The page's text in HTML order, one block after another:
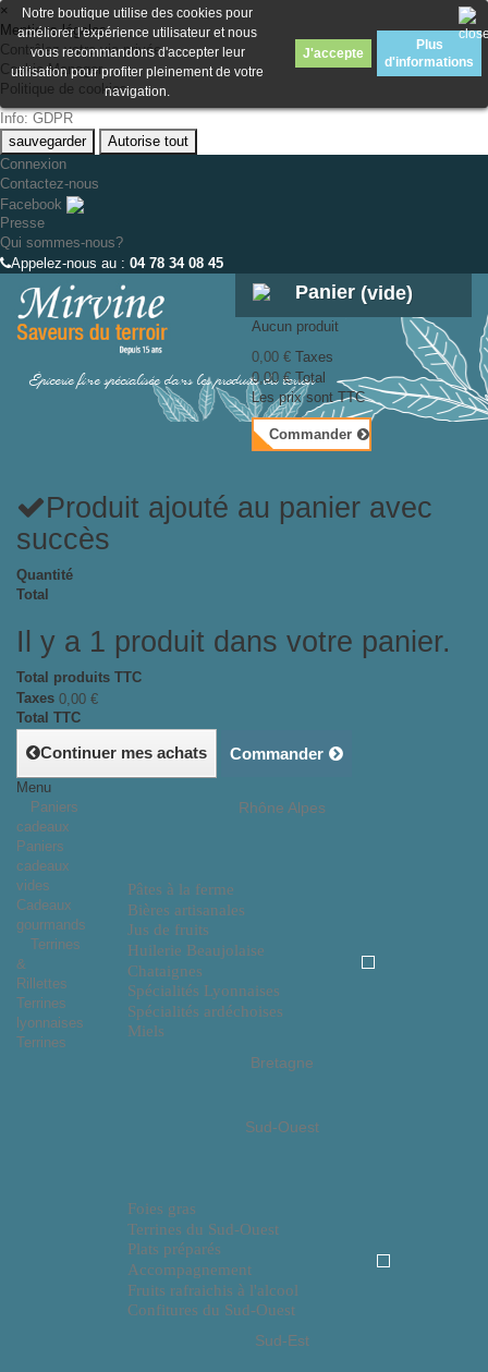
×
Mentions légales
Contrôlez votre vie privée
Cookie Manager
Politique de cookies
Info: GDPR
sauvegarder
Autorise tout
Connexion
Contactez-nous
Facebook
Presse
Qui sommes-nous?
Appelez-nous au : 04 78 34 08 45
Épicerie fine spécialisée dans les produits du terroir
Panier (vide)
Aucun produit
0,00 € Taxes
0,00 € Total
Les prix sont TTC
Commander
Produit ajouté au panier avec
succès
Quantité
Total
Il y a 1 produit dans votre panier.
Total produits TTC
Taxes 0,00 €
Total TTC
Continuer mes achats Commander
Rhône Alpes
Pâtes à la ferme
Bières artisanales
Jus de fruits
Huilerie Beaujolaise
Chataignes
Spécialités Lyonnaises
Spécialités ardéchoises
Miels
Bretagne
Sud-Ouest
Foies gras
Terrines du Sud-Ouest
Plats préparés
Accompagnement
Fruits rafraichis à l'alcool
Confitures du Sud-Ouest
Sud-Est
Menu
Paniers
cadeaux
Paniers
cadeaux
vides
Cadeaux
gourmands
Terrines
&
Rillettes
Terrines
lyonnaises
Terrines
Notre boutique utilise des cookies pour
améliorer l'expérience utilisateur et nous
vous recommandons d'accepter leur
utilisation pour profiter pleinement de votre
navigation.
J'accepte
Plus
d'informations